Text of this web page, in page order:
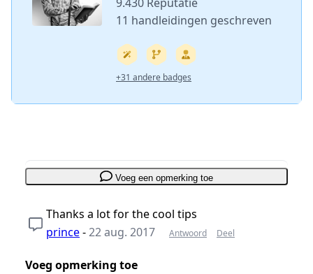
11 handleidingen geschreven
+31 andere badges
Voeg een opmerking toe
Thanks a lot for the cool tips
prince-22 aug. 2017 Antwoord Deel
Voeg opmerking toe